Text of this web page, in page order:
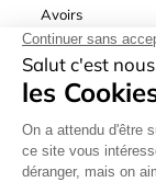
Avoirs
Adresses
Bons de réduction